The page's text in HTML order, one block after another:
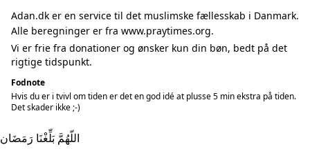
Adan.dk er en service til det muslimske fællesskab i Danmark.
Alle beregninger er fra www.praytimes.org.
Vi er frie fra donationer og ønsker kun din bøn, bedt på det
rigtige tidspunkt.
Fodnote
Hvis du er i tvivl om tiden er det en god idé at plusse 5 min ekstra på tiden.
Det skader ikke ;-)
اللّهُمَّ بَلِّغْنَا رَمَضَان